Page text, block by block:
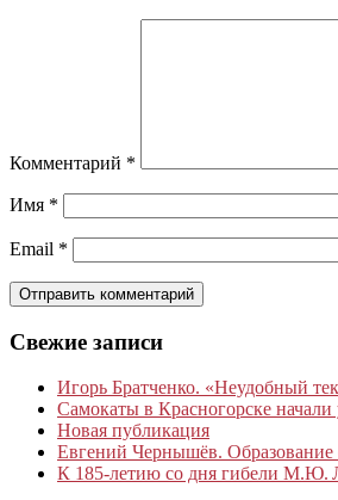
Комментарий *
Имя *
Email *
Свежие записи
Игорь Братченко. «Неудобный
Самокаты в Красногорске начали
Новая публикация
Евгений Чернышёв.
К 185‑летию со дня гибели М.Ю.